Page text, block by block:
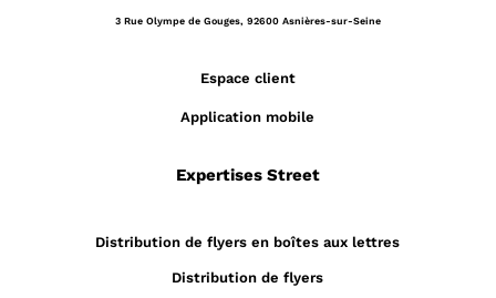
3 Rue Olympe de Gouges, 92600 Asnières-sur-Seine
Espace client
Application mobile
Expertises Street
Distribution de flyers en boîtes aux lettres
Distribution de flyers